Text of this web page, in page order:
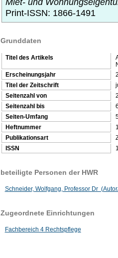
Print-ISSN: 1866-1491
Grunddaten
Titel des Artikels
Erscheinungsjahr
Titel der Zeitschrift
Seitenzahl von
Seitenzahl bis
Seiten-Umfang
Heftnummer
Publikationsart
ISSN
beteiligte Personen der HWR
Schneider, Wolfgang, Professor Dr
Zugeordnete Einrichtungen
Fachbereich 4 Rechtspflege